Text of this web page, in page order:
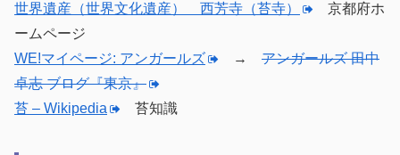
世界遺産（世界文化遺産） 西芳寺（苔寺）
京都府ホ
ームページ
WE!マイページ: アンガールズ
→ アンガールズ 田中
卓志 ブログ『東京』
苔 – Wikipedia
苔知識